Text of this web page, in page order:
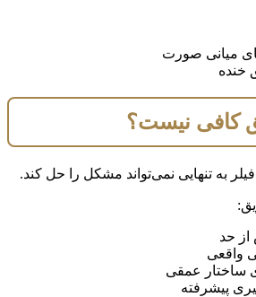
میانی صورت
خنده
کافی نیست؟
به تنهایی نمی‌تواند مشکل را حل کند.
حد
واقعی
ساختار عمقی
پیشرفته